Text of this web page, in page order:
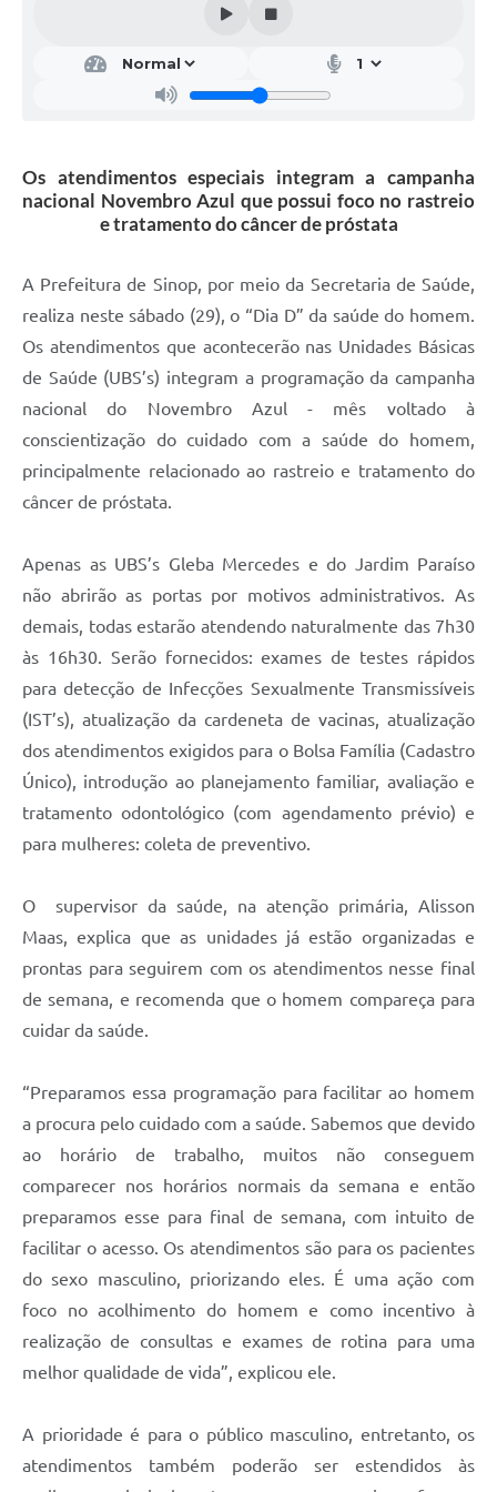
Os atendimentos especiais integram a campanha
nacional Novembro Azul que possui foco no rastreio
e tratamento do câncer de próstata
A Prefeitura de Sinop, por meio da Secretaria de Saúde,
realiza neste sábado (29), o “Dia D” da saúde do homem.
Os atendimentos que acontecerão nas Unidades Básicas
de Saúde (UBS’s) integram a programação da campanha
nacional do Novembro Azul - mês voltado à
conscientização do cuidado com a saúde do homem,
principalmente relacionado ao rastreio e tratamento do
câncer de próstata.
Apenas as UBS’s Gleba Mercedes e do Jardim Paraíso
não abrirão as portas por motivos administrativos. As
demais, todas estarão atendendo naturalmente das 7h30
às 16h30. Serão fornecidos: exames de testes rápidos
para detecção de Infecções Sexualmente Transmissíveis
(IST’s), atualização da cardeneta de vacinas, atualização
dos atendimentos exigidos para o Bolsa Família (Cadastro
Único), introdução ao planejamento familiar, avaliação e
tratamento odontológico (com agendamento prévio) e
para mulheres: coleta de preventivo.
O supervisor da saúde, na atenção primária, Alisson
Maas, explica que as unidades já estão organizadas e
prontas para seguirem com os atendimentos nesse final
de semana, e recomenda que o homem compareça para
cuidar da saúde.
“Preparamos essa programação para facilitar ao homem
a procura pelo cuidado com a saúde. Sabemos que devido
ao horário de trabalho, muitos não conseguem
comparecer nos horários normais da semana e então
preparamos esse para final de semana, com intuito de
facilitar o acesso. Os atendimentos são para os pacientes
do sexo masculino, priorizando eles. É uma ação com
foco no acolhimento do homem e como incentivo à
realização de consultas e exames de rotina para uma
melhor qualidade de vida”, explicou ele.
A prioridade é para o público masculino, entretanto, os
atendimentos também poderão ser estendidos às